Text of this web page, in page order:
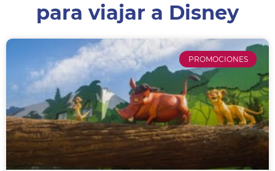
para viajar a Disney
PROMOCIONES